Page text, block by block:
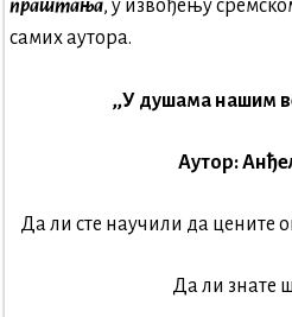
праштања, у извођењу
самих аутора.
,,У душама нашим
Аутор:
Да ли сте научили да цените
Да ли знате